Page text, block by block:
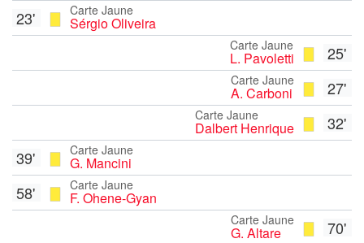
Carte Jaune
Sérgio Oliveira
23'
25'
Carte Jaune
L. Pavoletti
27'
Carte Jaune
A. Carboni
32'
Carte Jaune
Dalbert Henrique
Carte Jaune
G. Mancini
39'
Carte Jaune
F. Ohene-Gyan
58'
70'
Carte Jaune
G. Altare